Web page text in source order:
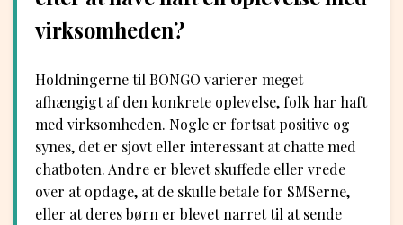
virksomheden?
Holdningerne til BONGO varierer meget
afhængigt af den konkrete oplevelse, folk har haft
med virksomheden. Nogle er fortsat positive og
synes, det er sjovt eller interessant at chatte med
chatboten. Andre er blevet skuffede eller vrede
over at opdage, at de skulle betale for SMSerne,
eller at deres børn er blevet narret til at sende